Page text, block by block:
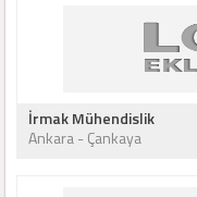
İrmak Mühendislik
Ankara - Çankaya